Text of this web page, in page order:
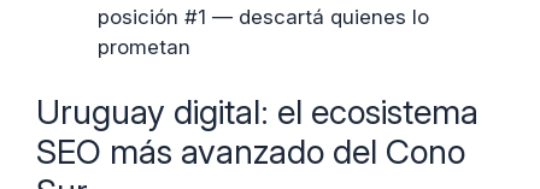
posición #1 — descartá quienes lo
prometan
Uruguay digital: el ecosistema
SEO más avanzado del Cono